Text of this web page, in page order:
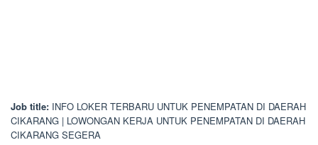
Job title: INFO LOKER TERBARU UNTUK PENEMPATAN DI DAERAH
CIKARANG | LOWONGAN KERJA UNTUK PENEMPATAN DI DAERAH
CIKARANG SEGERA